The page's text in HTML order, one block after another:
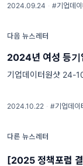
2024.09.24 · #기업데
다음 뉴스레터
2024년 여성 등기
기업데이터원샷 24-
2024.10.22 · #기업데이
다른 뉴스레터
[2025 정책포럼